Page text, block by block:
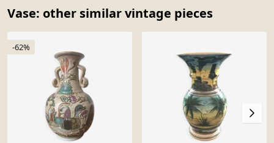
Vase: other similar vintage pieces
-62%